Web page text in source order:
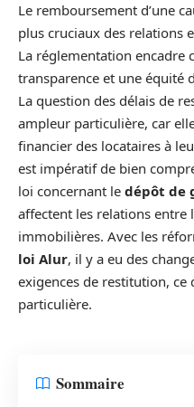
Le remboursement d’une
plus cruciaux des relations
La réglementation encadre
transparence et une équité
La question des délais de
ampleur particulière, car
financier des locataires à
est impératif de bien
loi concernant le dépôt de
affectent les relations entre
immobilières. Avec les
loi Alur, il y a eu des
exigences de restitution,
particulière.
Sommaire